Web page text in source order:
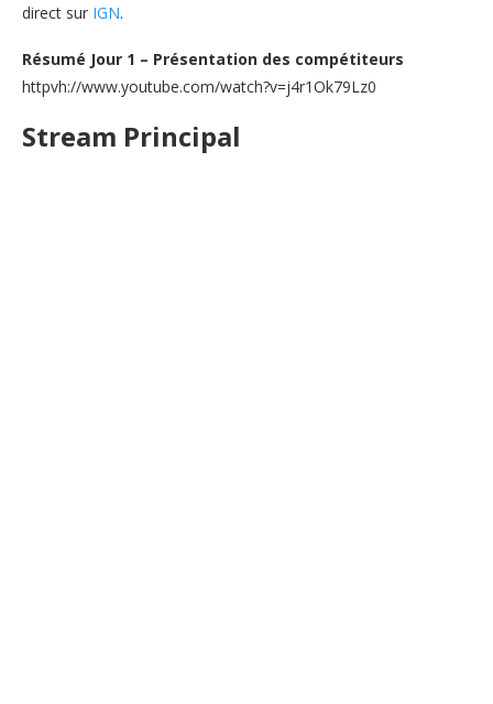
direct sur IGN.
Résumé Jour 1 – Présentation des compétiteurs
httpvh://www.youtube.com/watch?v=j4r1Ok79Lz0
Stream Principal